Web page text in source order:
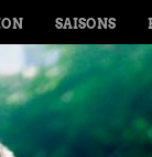
SAISONS